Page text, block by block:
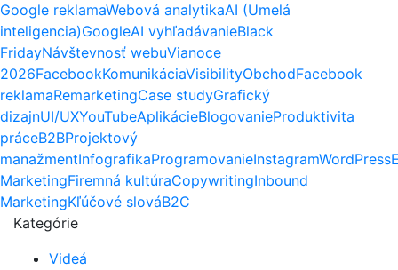
Google reklamaWebová analytikaAI (Umelá
inteligencia)GoogleAI vyhľadávanieBlack
FridayNávštevnosť webuVianoce
2026FacebookKomunikáciaVisibilityObchodFacebook
reklamaRemarketingCase studyGrafický
dizajnUI/UXYouTubeAplikácieBlogovanieProduktivita
práceB2BProjektový
manažmentInfografikaProgramovanieInstagramWordPress
MarketingFiremná kultúraCopywritingInbound
MarketingKľúčové slováB2C
Kategórie
Videá